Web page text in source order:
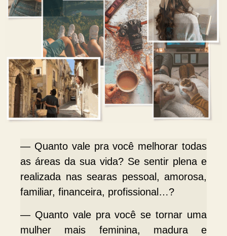
— Quanto vale pra você melhorar todas
as áreas da sua vida? Se sentir plena e
realizada nas searas pessoal, amorosa,
familiar, financeira, profissional…?
— Quanto vale pra você se tornar uma
mulher mais feminina, madura e